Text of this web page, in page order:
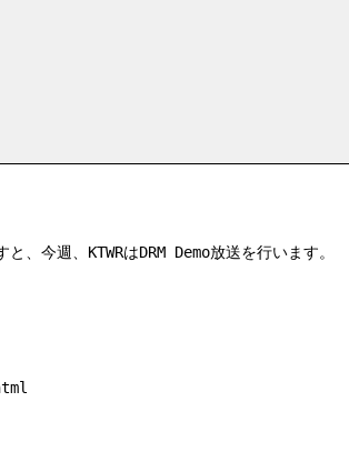
今週、KTWRはDRM Demo放送を行います。